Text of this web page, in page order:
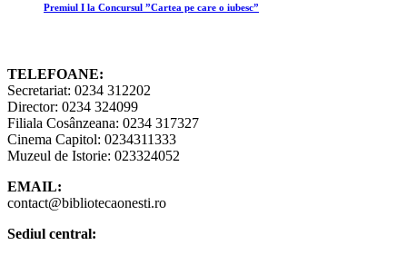
Premiul I la Concursul ”Cartea pe care o iubesc”
TELEFOANE:
Secretariat: 0234 312202
Director: 0234 324099
Filiala Cosânzeana: 0234 317327
Cinema Capitol: 0234311333
Muzeul de Istorie: 023324052
EMAIL:
contact@bibliotecaonesti.ro
Sediul central: